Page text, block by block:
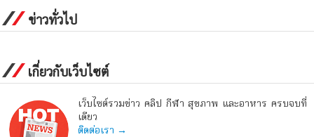
ข่าวทั่วไป
เกี่ยวกับเว็บไซต์
เว็บไซต์รวมข่าว คลิป กีฬา สุขภาพ และอาหาร ครบจบที่
เดียว
ติดต่อเรา →